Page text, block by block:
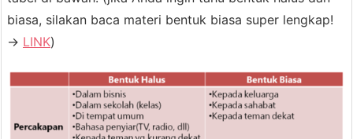
biasa, silakan baca materi bentuk biasa super lengkap!
→ LINK)